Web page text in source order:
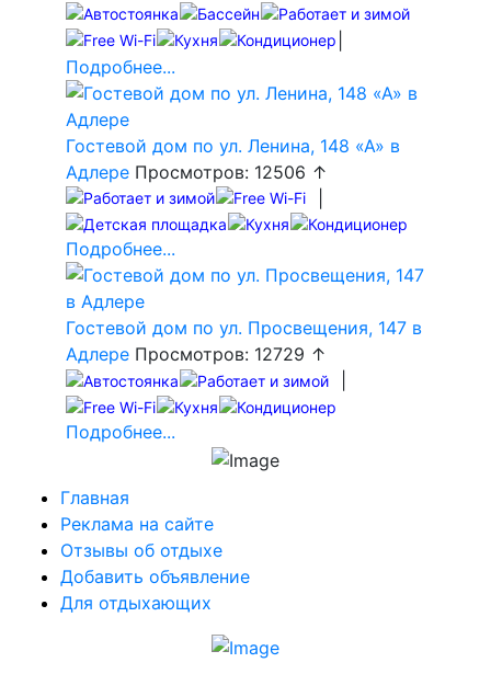
Подробнее...
Гостевой дом по ул. Ленина, 148 «А» в
Адлере Просмотров: 12506 ↑
Подробнее...
Гостевой дом по ул. Просвещения, 147 в
Адлере Просмотров: 12729 ↑
Подробнее...
Главная
Реклама на сайте
Отзывы об отдыхе
Добавить объявление
Для отдыхающих